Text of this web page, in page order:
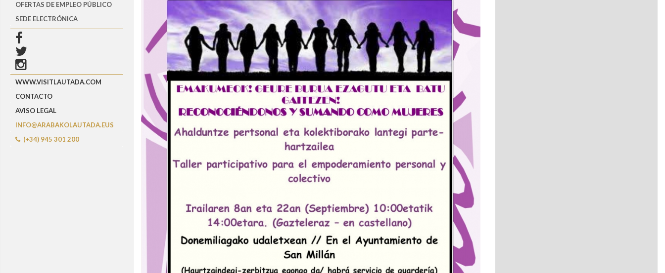
OFERTAS DE EMPLEO PÚBLICO
SEDE ELECTRÓNICA
WWW.VISITLAUTADA.COM
CONTACTO
AVISO LEGAL
INFO@ARABAKOLAUTADA.EUS
(+34) 945 301 200